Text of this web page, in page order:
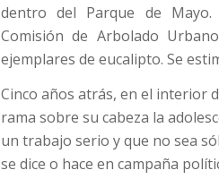
dentro del Parque de
Comisión de Arbolado
ejemplares de eucalipto. Se
Cinco años atrás, en el interior
rama sobre su cabeza la
un trabajo serio y que no sea
se dice o hace en campaña